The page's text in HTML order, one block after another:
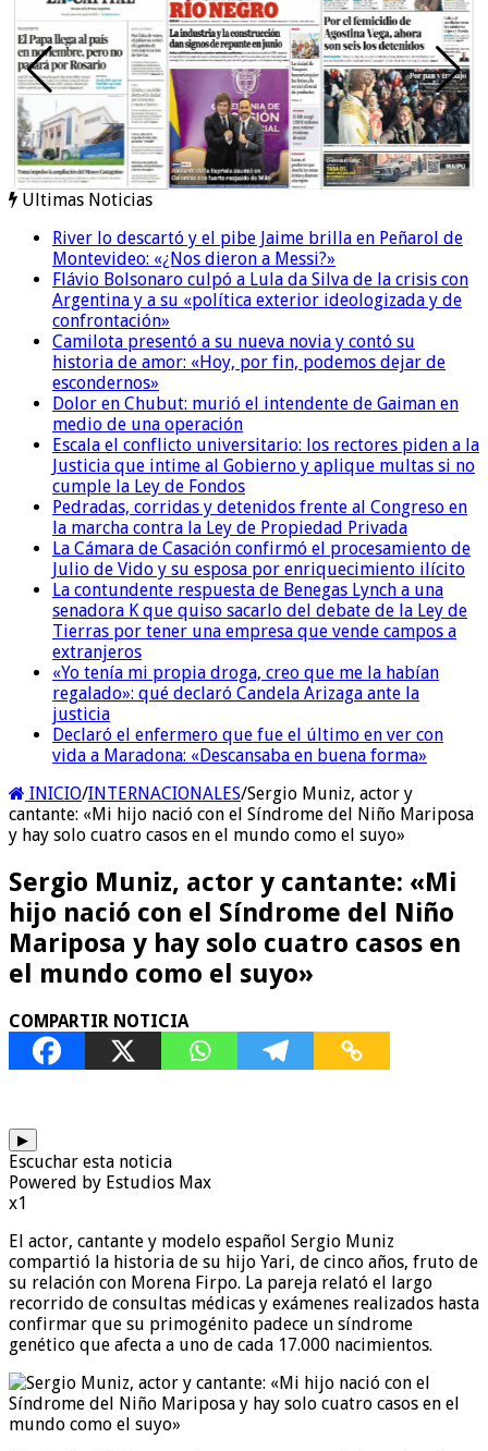
Ultimas Noticias
River lo descartó y el pibe Jaime brilla en Peñarol de
Montevideo: «¿Nos dieron a Messi?»
Flávio Bolsonaro culpó a Lula da Silva de la crisis con
Argentina y a su «política exterior ideologizada y de
confrontación»
Camilota presentó a su nueva novia y contó su
historia de amor: «Hoy, por fin, podemos dejar de
escondernos»
Dolor en Chubut: murió el intendente de Gaiman en
medio de una operación
Escala el conflicto universitario: los rectores piden a la
Justicia que intime al Gobierno y aplique multas si no
cumple la Ley de Fondos
Pedradas, corridas y detenidos frente al Congreso en
la marcha contra la Ley de Propiedad Privada
La Cámara de Casación confirmó el procesamiento de
Julio de Vido y su esposa por enriquecimiento ilícito
La contundente respuesta de Benegas Lynch a una
senadora K que quiso sacarlo del debate de la Ley de
Tierras por tener una empresa que vende campos a
extranjeros
«Yo tenía mi propia droga, creo que me la habían
regalado»: qué declaró Candela Arizaga ante la
justicia
Declaró el enfermero que fue el último en ver con
vida a Maradona: «Descansaba en buena forma»
INICIO/INTERNACIONALES/Sergio Muniz, actor y
cantante: «Mi hijo nació con el Síndrome del Niño Mariposa
y hay solo cuatro casos en el mundo como el suyo»
Sergio Muniz, actor y cantante: «Mi
hijo nació con el Síndrome del Niño
Mariposa y hay solo cuatro casos en
el mundo como el suyo»
COMPARTIR NOTICIA
▶
Escuchar esta noticia
Powered by Estudios Max
x1
El actor, cantante y modelo español Sergio Muniz
compartió la historia de su hijo Yari, de cinco años, fruto de
su relación con Morena Firpo. La pareja relató el largo
recorrido de consultas médicas y exámenes realizados hasta
confirmar que su primogénito padece un síndrome
genético que afecta a uno de cada 17.000 nacimientos.